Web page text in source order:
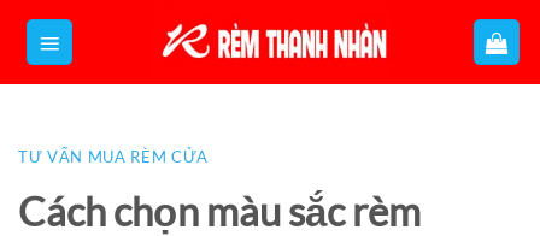
qua
TƯ VẤN MUA RÈM CỬA
Cách chọn màu sắc rèm